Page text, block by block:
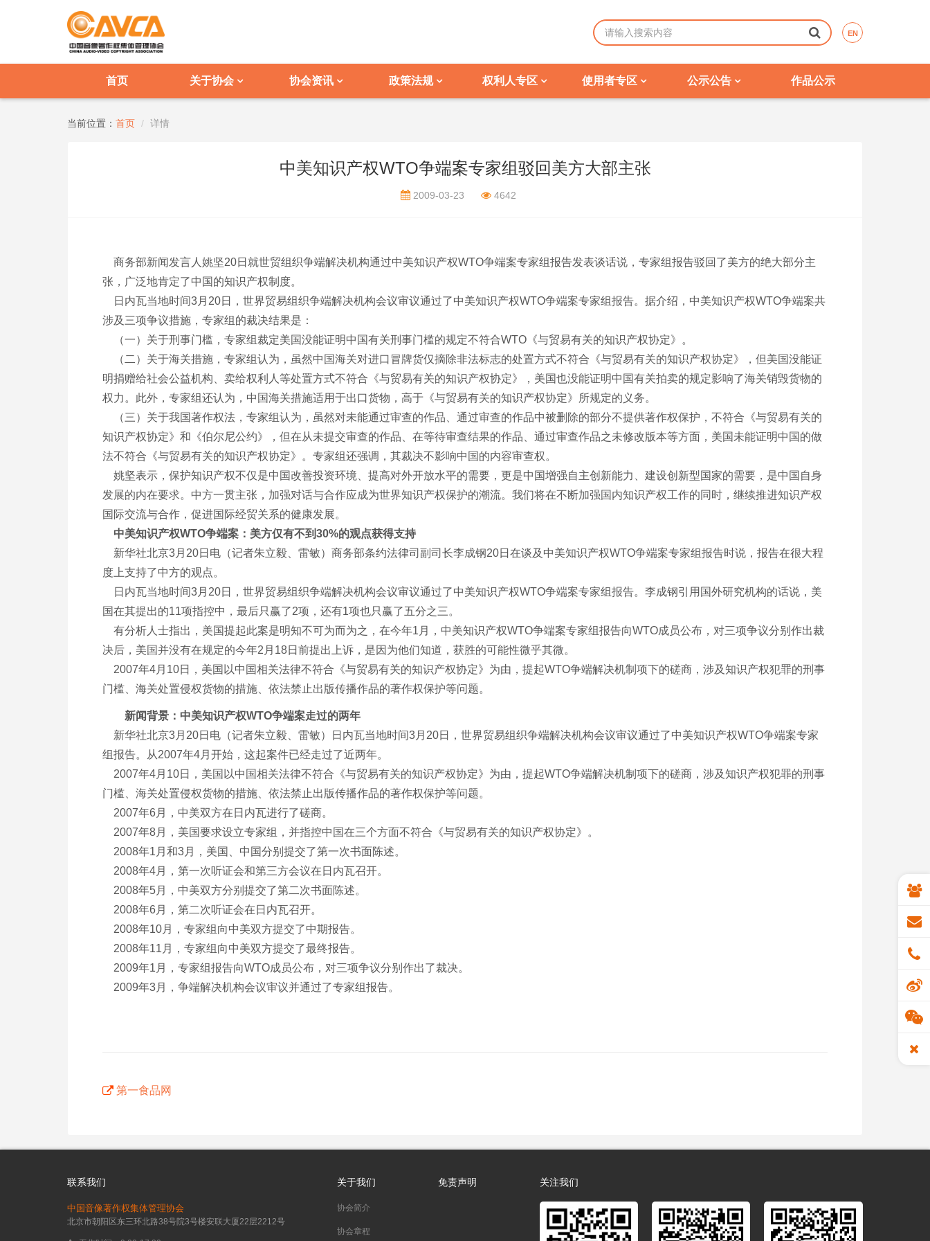
EN
首页 关于协会 协会资讯 政策法规 权利人专区 使用者专区 公示公告 作品公示
当前位置： 首页 详情
中美知识产权WTO争端案专家组驳回美方大部主张
2009-03-23 4642
商务部新闻发言人姚坚20日就世贸组织争端解决机构通过中美知识产权WTO争端案专家组报告发表谈话说，专家组报告驳回了美方的绝大部分主
张，广泛地肯定了中国的知识产权制度。
日内瓦当地时间3月20日，世界贸易组织争端解决机构会议审议通过了中美知识产权WTO争端案专家组报告。据介绍，中美知识产权WTO争端案共
涉及三项争议措施，专家组的裁决结果是：
（一）关于刑事门槛，专家组裁定美国没能证明中国有关刑事门槛的规定不符合WTO《与贸易有关的知识产权协定》。
（二）关于海关措施，专家组认为，虽然中国海关对进口冒牌货仅摘除非法标志的处置方式不符合《与贸易有关的知识产权协定》，但美国没能证
明捐赠给社会公益机构、卖给权利人等处置方式不符合《与贸易有关的知识产权协定》，美国也没能证明中国有关拍卖的规定影响了海关销毁货物的
权力。此外，专家组还认为，中国海关措施适用于出口货物，高于《与贸易有关的知识产权协定》所规定的义务。
（三）关于我国著作权法，专家组认为，虽然对未能通过审查的作品、通过审查的作品中被删除的部分不提供著作权保护，不符合《与贸易有关的
知识产权协定》和《伯尔尼公约》，但在从未提交审查的作品、在等待审查结果的作品、通过审查作品之未修改版本等方面，美国未能证明中国的做
法不符合《与贸易有关的知识产权协定》。专家组还强调，其裁决不影响中国的内容审查权。
姚坚表示，保护知识产权不仅是中国改善投资环境、提高对外开放水平的需要，更是中国增强自主创新能力、建设创新型国家的需要，是中国自身
发展的内在要求。中方一贯主张，加强对话与合作应成为世界知识产权保护的潮流。我们将在不断加强国内知识产权工作的同时，继续推进知识产权
国际交流与合作，促进国际经贸关系的健康发展。
中美知识产权WTO争端案：美方仅有不到30%的观点获得支持
新华社北京3月20日电（记者朱立毅、雷敏）商务部条约法律司副司长李成钢20日在谈及中美知识产权WTO争端案专家组报告时说，报告在很大程
度上支持了中方的观点。
日内瓦当地时间3月20日，世界贸易组织争端解决机构会议审议通过了中美知识产权WTO争端案专家组报告。李成钢引用国外研究机构的话说，美
国在其提出的11项指控中，最后只赢了2项，还有1项也只赢了五分之三。
有分析人士指出，美国提起此案是明知不可为而为之，在今年1月，中美知识产权WTO争端案专家组报告向WTO成员公布，对三项争议分别作出裁
决后，美国并没有在规定的今年2月18日前提出上诉，是因为他们知道，获胜的可能性微乎其微。
2007年4月10日，美国以中国相关法律不符合《与贸易有关的知识产权协定》为由，提起WTO争端解决机制项下的磋商，涉及知识产权犯罪的刑事
门槛、海关处置侵权货物的措施、依法禁止出版传播作品的著作权保护等问题。
新闻背景：中美知识产权WTO争端案走过的两年
新华社北京3月20日电（记者朱立毅、雷敏）日内瓦当地时间3月20日，世界贸易组织争端解决机构会议审议通过了中美知识产权WTO争端案专家
组报告。从2007年4月开始，这起案件已经走过了近两年。
2007年4月10日，美国以中国相关法律不符合《与贸易有关的知识产权协定》为由，提起WTO争端解决机制项下的磋商，涉及知识产权犯罪的刑事
门槛、海关处置侵权货物的措施、依法禁止出版传播作品的著作权保护等问题。
2007年6月，中美双方在日内瓦进行了磋商。
2007年8月，美国要求设立专家组，并指控中国在三个方面不符合《与贸易有关的知识产权协定》。
2008年1月和3月，美国、中国分别提交了第一次书面陈述。
2008年4月，第一次听证会和第三方会议在日内瓦召开。
2008年5月，中美双方分别提交了第二次书面陈述。
2008年6月，第二次听证会在日内瓦召开。
2008年10月，专家组向中美双方提交了中期报告。
2008年11月，专家组向中美双方提交了最终报告。
2009年1月，专家组报告向WTO成员公布，对三项争议分别作出了裁决。
2009年3月，争端解决机构会议审议并通过了专家组报告。
第一食品网
联系我们
中国音像著作权集体管理协会
北京市朝阳区东三环北路38号院3号楼安联大厦22层2212号
关于我们
协会简介
协会章程
免责声明 关注我们